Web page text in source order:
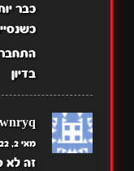
כבר
בדיון
מאי 2, 2022 בשעה 8:09 pm
זה לא